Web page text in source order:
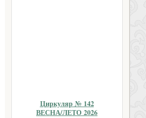
Циркуляр № 142
ВЕСНА/ЛЕТО 2026